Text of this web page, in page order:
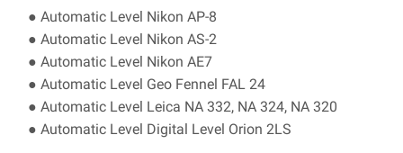
● Automatic Level Nikon AP-8
● Automatic Level Nikon AS-2
● Automatic Level Nikon AE7
● Automatic Level Geo Fennel FAL 24
● Automatic Level Leica NA 332, NA 324, NA 320
● Automatic Level Digital Level Orion 2LS